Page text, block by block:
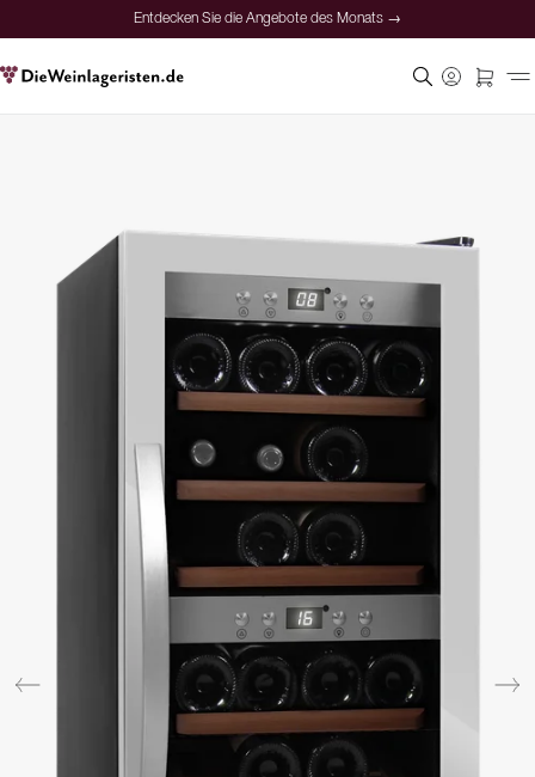
Entdecken Sie die Angebote des Monats →